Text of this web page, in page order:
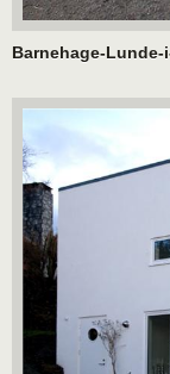
Barnehage-Lunde-